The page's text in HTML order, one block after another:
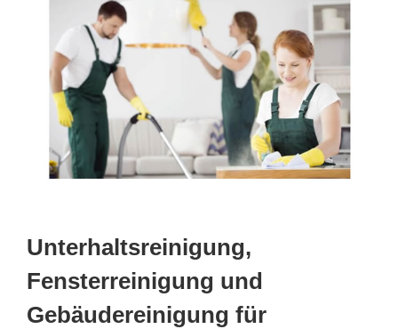
Unterhaltsreinigung,
Fensterreinigung und
Gebäudereinigung für